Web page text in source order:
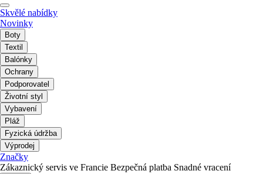
Skvělé nabídky
Novinky
Boty
Textil
Balónky
Ochrany
Podporovatel
Životní styl
Vybavení
Pláž
Fyzická údržba
Výprodej
Značky
Zákaznický servis ve Francie Bezpečná platba Snadné vracení